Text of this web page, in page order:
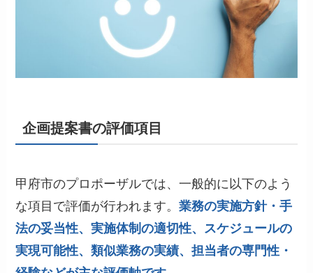
企画提案書の評価項目
甲府市のプロポーザルでは、一般的に以下のよう
な項目で評価が行われます。業務の実施方針・手
法の妥当性、実施体制の適切性、スケジュールの
実現可能性、類似業務の実績、担当者の専門性・